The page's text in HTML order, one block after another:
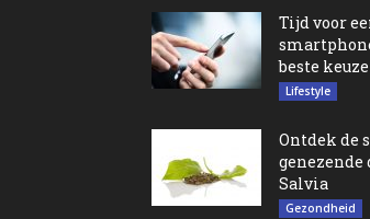
Tijd voor
beste keuze
Lifestyle
Ontdek de
Salvia
Gezondheid